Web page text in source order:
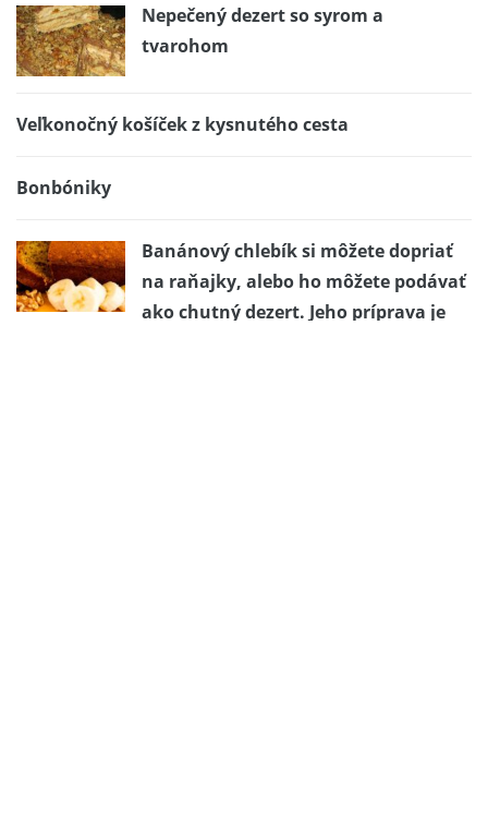
Nepečený dezert so syrom a
tvarohom
Veľkonočný košíček z kysnutého cesta
Bonbóniky
Banánový chlebík si môžete dopriať
na raňajky, alebo ho môžete podávať
ako chutný dezert. Jeho príprava je